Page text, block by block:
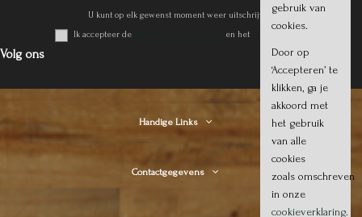
U kunt op elk gewenst moment weer uitschrijven.
Ik accepteer de
en het
Volg ons
Handige Links
Contactgegevens
gebruik van
cookies.
Door op
‘Accepteren’ te
klikken, ga je
akkoord met
het gebruik
van alle
cookies
zoals omschreven
in onze
cookieverklaring.